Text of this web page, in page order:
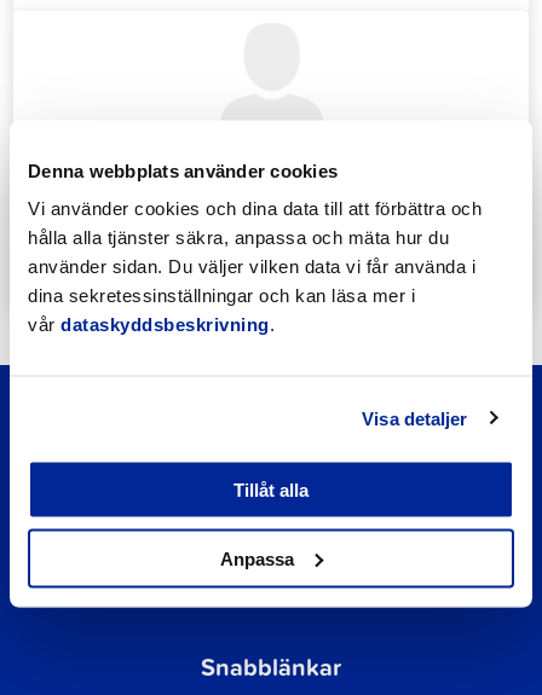
Denna webbplats använder cookies
Vi använder cookies och dina data till att förbättra och
hålla alla tjänster säkra, anpassa och mäta hur du
använder sidan. Du väljer vilken data vi får använda i
dina sekretessinställningar och kan läsa mer i
vår dataskyddsbeskrivning.
Visa detaljer
Tillåt alla
Anpassa
Annika Strömberg
Administrativ sekreterare
Sysselsättningstjänster
annika.stomberg@jakobstad.fi
050 430 6640
Snabblänkar